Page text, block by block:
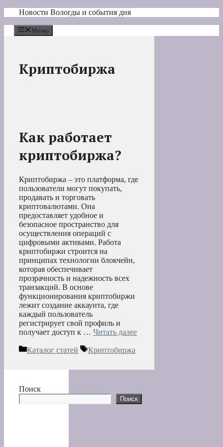
Перейти
содержимому
Новости Вологды и события дня
Меню
Криптобиржа
Как работает
криптобиржа?
Криптобиржа – это платформа, где
пользователи могут покупать,
продавать и торговать
криптовалютами. Она
предоставляет удобное и
безопасное пространство для
осуществления операций с
цифровыми активами. Работа
криптобиржи строится на
принципах технологии блокчейн,
которая обеспечивает
прозрачность и надежность всех
транзакций. В основе
функционирования криптобиржи
лежит создание аккаунта, где
каждый пользователь
регистрирует свой профиль и
получает доступ к … Читать далее
Рубрики
Каталог статей Метки
Криптобиржа
Поиск
Поиск